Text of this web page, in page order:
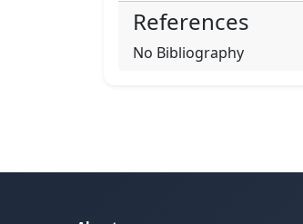
References
No Bibliography